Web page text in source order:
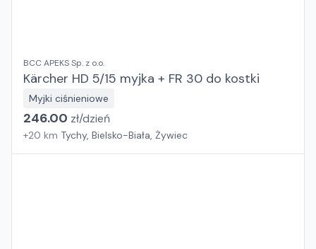
BCC APEKS Sp. z o.o.
Kärcher HD 5/15 myjka + FR 30 do kostki
Myjki ciśnieniowe
246.00 zł/dzień
+20 km Tychy, Bielsko-Biała, Żywiec